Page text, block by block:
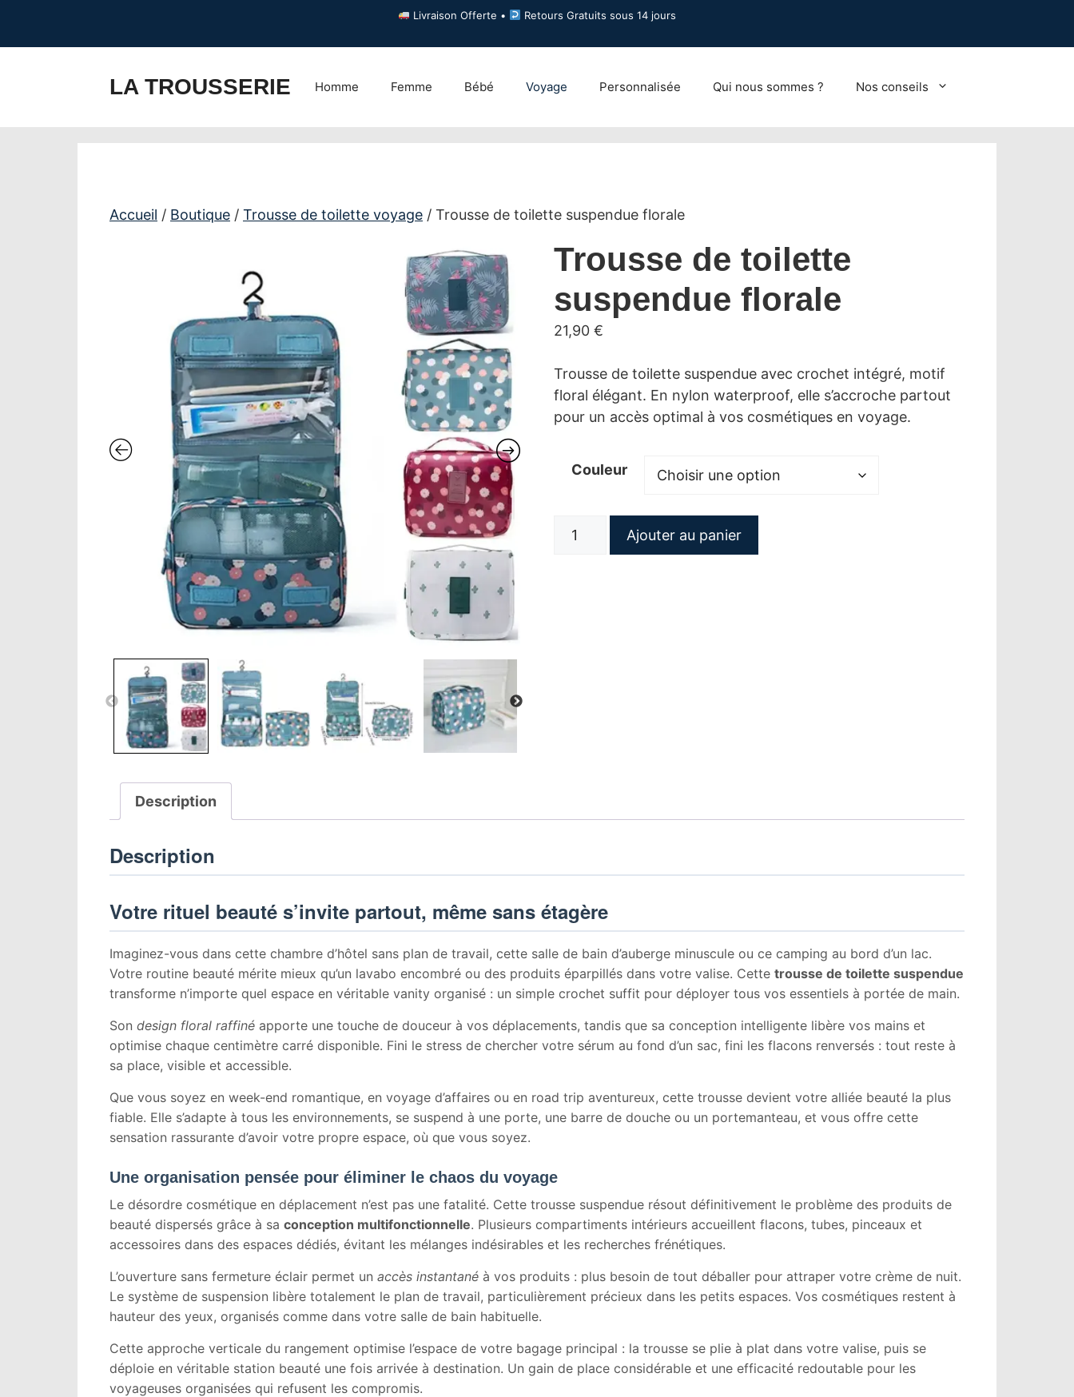
Livraison Offerte • Retours Gratuits sous 14 jours
LA TROUSSERIE Homme Femme Bébé Voyage Personnalisée Qui nous sommes ? Nos conseils
Accueil / Boutique / Trousse de toilette voyage / Trousse de toilette suspendue florale
Trousse de toilette
suspendue florale
21,90€
Trousse de toilette suspendue avec crochet intégré, motif
floral élégant. En nylon waterproof, elle s’accroche partout
pour un accès optimal à vos cosmétiques en voyage.
Couleur
Ajouter au panier
Description
Description
Votre rituel beauté s’invite partout, même sans étagère
Imaginez-vous dans cette chambre d’hôtel sans plan de travail, cette salle de bain d’auberge minuscule ou ce camping au bord d’un lac.
Votre routine beauté mérite mieux qu’un lavabo encombré ou des produits éparpillés dans votre valise. Cette trousse de toilette suspendue
transforme n’importe quel espace en véritable vanity organisé : un simple crochet suffit pour déployer tous vos essentiels à portée de main.
Son design floral raffiné apporte une touche de douceur à vos déplacements, tandis que sa conception intelligente libère vos mains et
optimise chaque centimètre carré disponible. Fini le stress de chercher votre sérum au fond d’un sac, fini les flacons renversés : tout reste à
sa place, visible et accessible.
Que vous soyez en week-end romantique, en voyage d’affaires ou en road trip aventureux, cette trousse devient votre alliée beauté la plus
fiable. Elle s’adapte à tous les environnements, se suspend à une porte, une barre de douche ou un portemanteau, et vous offre cette
sensation rassurante d’avoir votre propre espace, où que vous soyez.
Une organisation pensée pour éliminer le chaos du voyage
Le désordre cosmétique en déplacement n’est pas une fatalité. Cette trousse suspendue résout définitivement le problème des produits de
beauté dispersés grâce à sa conception multifonctionnelle. Plusieurs compartiments intérieurs accueillent flacons, tubes, pinceaux et
accessoires dans des espaces dédiés, évitant les mélanges indésirables et les recherches frénétiques.
L’ouverture sans fermeture éclair permet un accès instantané à vos produits : plus besoin de tout déballer pour attraper votre crème de nuit.
Le système de suspension libère totalement le plan de travail, particulièrement précieux dans les petits espaces. Vos cosmétiques restent à
hauteur des yeux, organisés comme dans votre salle de bain habituelle.
Cette approche verticale du rangement optimise l’espace de votre bagage principal : la trousse se plie à plat dans votre valise, puis se
déploie en véritable station beauté une fois arrivée à destination. Un gain de place considérable et une efficacité redoutable pour les
voyageuses organisées qui refusent les compromis.